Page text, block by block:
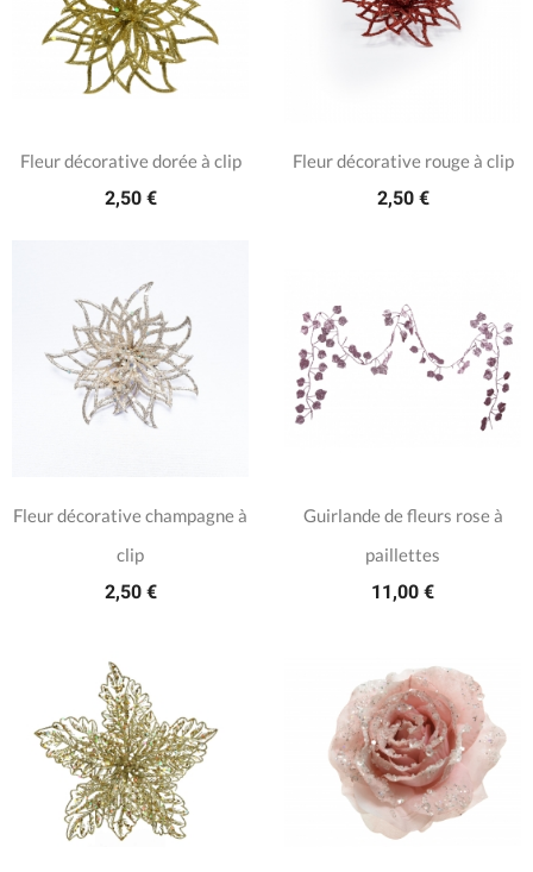
Fleur décorative dorée à clip
2,50 €
Fleur décorative rouge à clip
2,50 €
Fleur décorative champagne à
clip
2,50 €
Guirlande de fleurs rose à
paillettes
11,00 €